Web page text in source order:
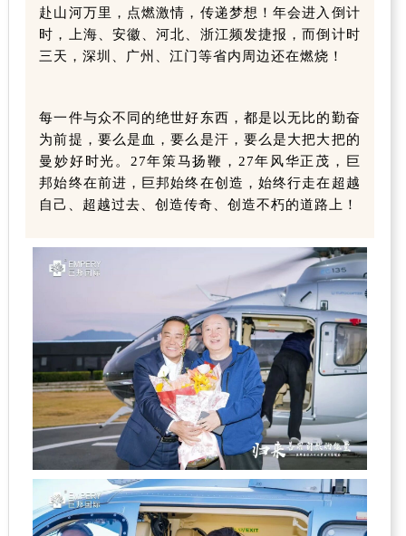
赴山河万里，点燃激情，传递梦想！年会进入倒计
时，上海、安徽、河北、浙江频发捷报，而倒计时
三天，深圳、广州、江门等省内周边还在燃烧！
每一件与众不同的绝世好东西，都是以无比的勤奋
为前提，要么是血，要么是汗，要么是大把大把的
曼妙好时光。27年策马扬鞭，27年风华正茂，巨
邦始终在前进，巨邦始终在创造，始终行走在超越
自己、超越过去、创造传奇、创造不朽的道路上！